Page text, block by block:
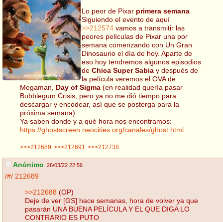
Lo peor de Pixar primera semana
Siguiendo el evento de aquí
>>212574vamos a transmitir las
peores películas de Pixar una por
semana comenzando con Un Gran
Dinosaurio el día de hoy. Aparte de
eso hoy tendremos algunos episodios
de Chica Super Sabiay después de
la película veremos el OVA de
Megaman, Day of Sigma (en realidad quería pasar
Bubblegum Crisis, pero ya no me dió tiempo para
descargar y encodear, así que se posterga para la
próxima semana).
Ya saben donde y a qué hora nos encontramos:
https://ghostscreen.neocities.org/canales/ghost.html
>>>212689 >>>212691 >>>212738
Anónimo 26/03/22 22:56
/#/ 212689
>>212688 (OP)
Deje de ver [GS] hace semanas, hora de volver ya que
pasarán UNA BUENA PELÍCULA Y EL QUE DIGA LO
CONTRARIO ES PUTO